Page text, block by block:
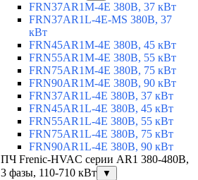
FRN37AR1M-4E 380В, 37 кВт
FRN37AR1L-4E-MS 380В, 37
кВт
FRN45AR1M-4E 380В, 45 кВт
FRN55AR1M-4E 380В, 55 кВт
FRN75AR1M-4E 380В, 75 кВт
FRN90AR1M-4E 380В, 90 кВт
FRN37AR1L-4E 380В, 37 кВт
FRN45AR1L-4E 380В, 45 кВт
FRN55AR1L-4E 380В, 55 кВт
FRN75AR1L-4E 380В, 75 кВт
FRN90AR1L-4E 380В, 90 кВт
ПЧ Frenic-HVAC серии AR1 380-480В,
3 фазы, 110-710 кВт
▼